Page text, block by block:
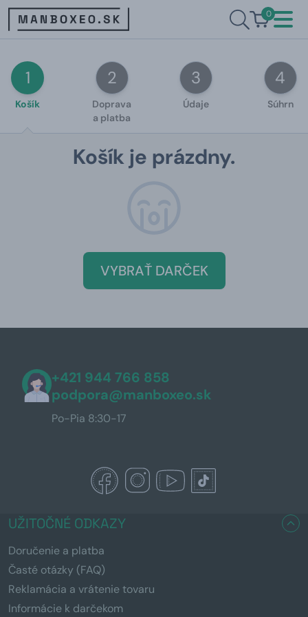
0
1Krok
Košík
2Krok
Doprava
a platba
3Krok
Údaje
4Krok
Súhrn
Košík je prázdny.
VYBRAŤ DARČEK
+421 944 766 858
podpora@manboxeo.sk
Po-Pia 8:30-17
UŽITOČNÉ ODKAZY
Doručenie a platba
Časté otázky (FAQ)
Reklamácia a vrátenie tovaru
Informácie k darčekom